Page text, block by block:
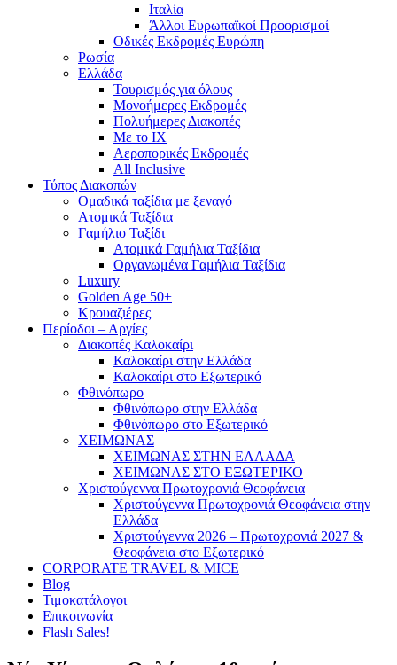
Ιταλία
Άλλοι Ευρωπαϊκοί Προορισμοί
Οδικές Εκδρομές Ευρώπη
Ρωσία
Ελλάδα
Τουρισμός για όλους
Mονοήμερες Εκδρομές
Πολυήμερες Διακοπές
Με το ΙΧ
Αεροπορικές Εκδρομές
All Inclusive
Τύπος Διακοπών
Ομαδικά ταξίδια με ξεναγό
Ατομικά Ταξίδια
Γαμήλιο Ταξίδι
Ατομικά Γαμήλια Ταξίδια
Οργανωμένα Γαμήλια Ταξίδια
Luxury
Golden Age 50+
Κρουαζιέρες
Περίοδοι – Αργίες
Διακοπές Καλοκαίρι
Καλοκαίρι στην Ελλάδα
Καλοκαίρι στο Εξωτερικό
Φθινόπωρο
Φθινόπωρο στην Ελλάδα
Φθινόπωρο στο Εξωτερικό
ΧΕΙΜΩΝΑΣ
ΧΕΙΜΩΝΑΣ ΣΤΗΝ ΕΛΛΑΔΑ
ΧΕΙΜΩΝΑΣ ΣΤΟ ΕΞΩΤΕΡΙΚΟ
Χριστούγεννα Πρωτοχρονιά Θεοφάνεια
Χριστούγεννα Πρωτοχρονιά Θεοφάνεια στην
Ελλάδα
Χριστούγεννα 2026 – Πρωτοχρονιά 2027 &
Θεοφάνεια στο Εξωτερικό
CORPORATE TRAVEL & MICE
Blog
Τιμοκατάλογοι
Επικοινωνία
Flash Sales!